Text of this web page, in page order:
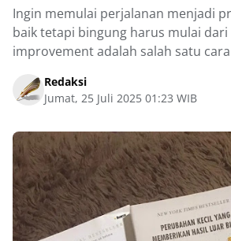
Ingin memulai perjalanan menjadi
baik tetapi bingung harus mulai dari
improvement adalah salah satu
Redaksi
Jumat, 25 Juli 2025 01:23 WIB